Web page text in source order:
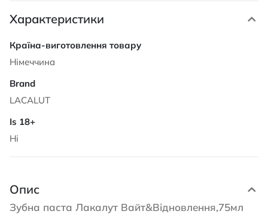
Характеристики
Характеристики
Німеччина
LACALUT
Ні
Опис
Зубна паста Лакалут Вайт&Відновлення,75мл